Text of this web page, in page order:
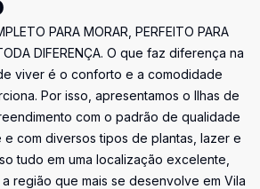
PARA MORAR, PERFEITO PARA
DIFERENÇA. O que faz diferença na
viver é o conforto e a comodidade
Por isso, apresentamos o Ilhas de
com o padrão de qualidade
com diversos tipos de plantas, lazer e
tudo em uma localização excelente,
região que mais se desenvolve em Vila